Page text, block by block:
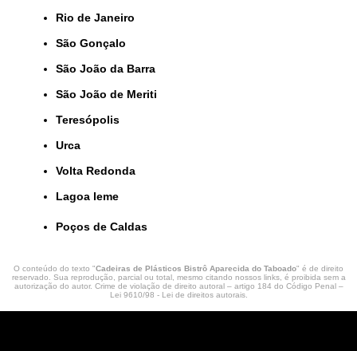
Rio de Janeiro
São Gonçalo
São João da Barra
São João de Meriti
Teresópolis
Urca
Volta Redonda
lagoa leme
Poços de Caldas
O conteúdo do texto "Cadeiras de Plásticos Bistrô Aparecida do Taboado" é de direito
reservado. Sua reprodução, parcial ou total, mesmo citando nossos links, é proibida sem a
autorização do autor. Crime de violação de direito autoral – artigo 184 do Código Penal –
Lei 9610/98 - Lei de direitos autorais.